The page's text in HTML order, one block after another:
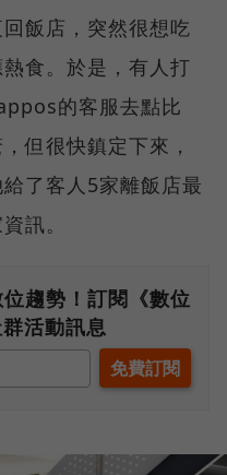
飯店，突然很想吃
食。於是，有人打
的客服去點比
但很快鎮定下來，
了客人5家離飯店最
訊。
趨勢！訂閱《數位
活動訊息